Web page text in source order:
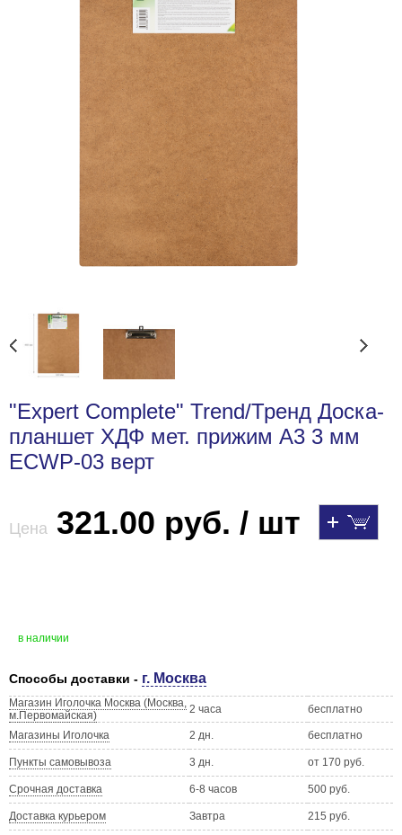
"Expert Complete" Trend/Тренд Доска-
планшет ХДФ мет. прижим A3 3 мм
ECWP-03 верт
Цена 321.00 руб. / шт
в наличии
Способы доставки - г. Москва
Магазин Иголочка Москва (Москва,
м.Первомайская)
2 часа бесплатно
Магазины Иголочка 2 дн. бесплатно
Пункты самовывоза 3 дн. от 170 руб.
Срочная доставка 6-8 часов 500 руб.
Доставка курьером Завтра 215 руб.